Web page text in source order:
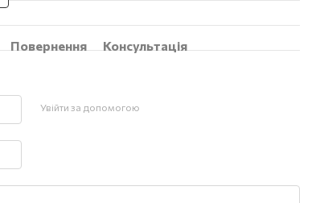
Повернення
Консультація
Увійти за допомогою